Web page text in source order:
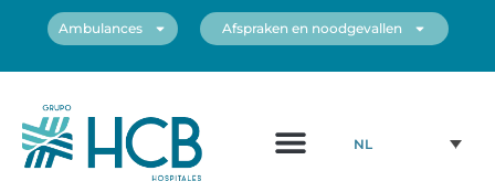
Ambulances Afspraken en noodgevallen
NL